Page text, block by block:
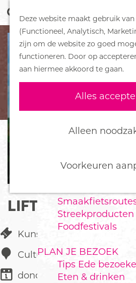
Deze website maakt gebruik
(Functioneel, Analytisch,
zijn om de website zo goed
functioneren. Door op
aan hiermee akkoord te gaan.
Alles
Alleen
Voorkeuren
G
a
r
h
o
p
a
g
e
o
e
k
e
n
M
e
n
u
DORPEN
Bennekom
De Klomp
Deelen
Ederveen
Harskamp
Hoenderloo
Wekerom
Streekproducten
Foodfestivals
PLAN JE BEZOEK
Tips Ede
Eten & drinken
LIFT
Kunst & Cultuur
Cultura
donderdag 10 december